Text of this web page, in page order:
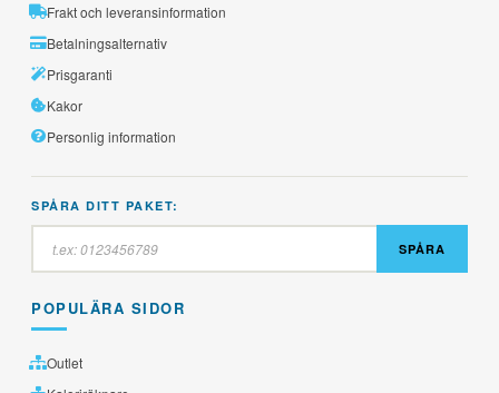
Frakt och leveransinformation
Betalningsalternativ
Prisgaranti
Kakor
Personlig information
SPÅRA DITT PAKET:
SPÅRA
POPULÄRA SIDOR
Outlet